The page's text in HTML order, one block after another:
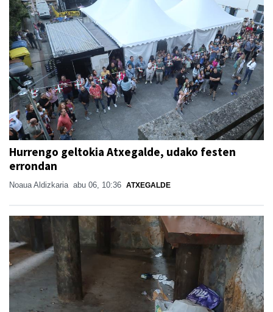
Hurrengo geltokia Atxegalde, udako festen
errondan
Noaua Aldizkaria abu 06, 10:36 ATXEGALDE